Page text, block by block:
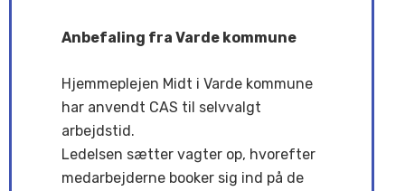
Anbefaling fra Varde kommune
Hjemmeplejen Midt i Varde kommune
har anvendt CAS til selvvalgt
arbejdstid.
Ledelsen sætter vagter op, hvorefter
medarbejderne booker sig ind på de